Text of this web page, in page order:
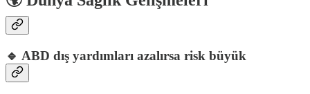
🔹 ABD dış yardımları azalırsa risk büyük